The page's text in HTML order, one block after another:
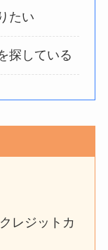
たい
探している
レジットカ